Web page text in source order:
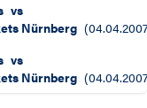
vs
Nürnberg (
vs
Nürnberg (